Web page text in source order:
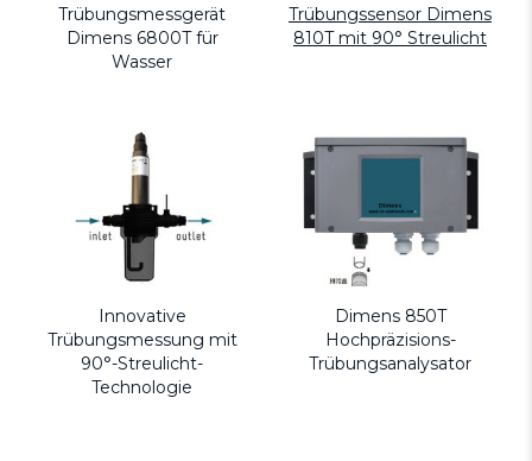
Trübungsmessgerät
Dimens 6800T für
Wasser
Trübungssensor Dimens
810T mit 90° Streulicht
Innovative
Trübungsmessung mit
90°-Streulicht-
Technologie
Dimens 850T
Hochpräzisions-
Trübungsanalysator